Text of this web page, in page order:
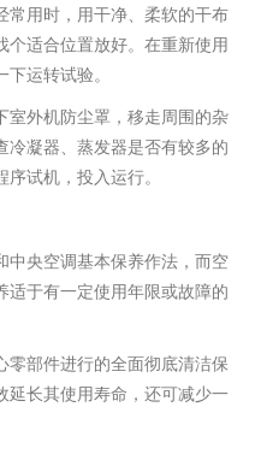
常用时，用干净、柔软的干布
个适合位置放好。在重新使用
运转试验。
室外机防尘罩，移走周围的杂
冷凝器、蒸发器是否有较多的
试机，投入运行。
中央空调基本保养作法，而空
适于有一定使用年限或故障的
零部件进行的全面彻底清洁保
延长其使用寿命，还可减少一